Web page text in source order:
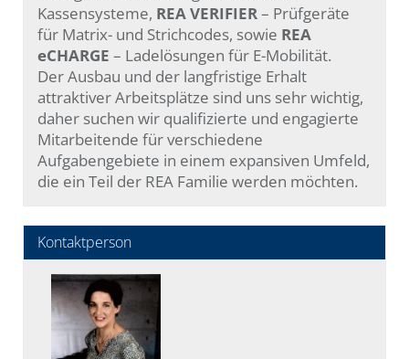
Kassensysteme, REA VERIFIER– Prüfgeräte
für Matrix- und Strichcodes, sowie REA
eCHARGE – Ladelösungen für E-Mobilität.
Der Ausbau und der langfristige Erhalt
attraktiver Arbeitsplätze sind uns sehr wichtig,
daher suchen wir qualifizierte und engagierte
Mitarbeitende für verschiedene
Aufgabengebiete in einem expansiven Umfeld,
die ein Teil der REA Familie werden möchten.
Kontaktperson